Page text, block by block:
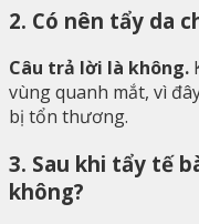
2. Có nên tẩy da
Câu trả lời là không.
vùng quanh mắt, vì
bị tổn thương.
3. Sau khi tẩy tế
không?